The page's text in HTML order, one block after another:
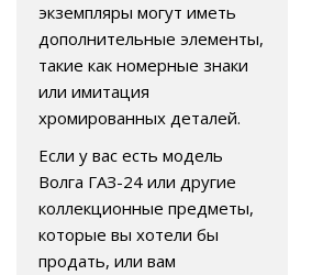
экземпляры могут иметь
дополнительные элементы,
такие как номерные знаки
или имитация
хромированных деталей.
Если у вас есть модель
Волга ГАЗ-24 или другие
коллекционные предметы,
которые вы хотели бы
продать, или вам